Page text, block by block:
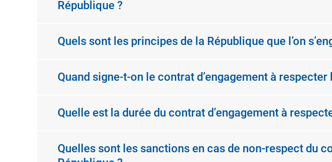
République ?
Quels sont les principes de la République que l’on
Quand signe-t-on le contrat d’engagement à
Quelle est la durée du contrat d’engagement à
Quelles sont les sanctions en cas de non-respect du